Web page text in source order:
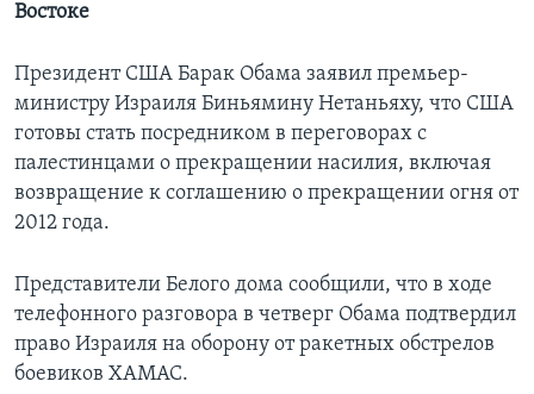
Востоке
Президент США Барак Обама заявил премьер-
министру Израиля Биньямину Нетаньяху, что США
готовы стать посредником в переговорах с
палестинцами о прекращении насилия, включая
возвращение к соглашению о прекращении огня от
2012 года.
Представители Белого дома сообщили, что в ходе
телефонного разговора в четверг Обама подтвердил
право Израиля на оборону от ракетных обстрелов
боевиков ХАМАС.